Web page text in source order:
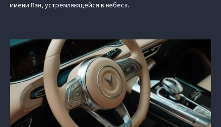
имени Пэн, устремляющейся в небеса.